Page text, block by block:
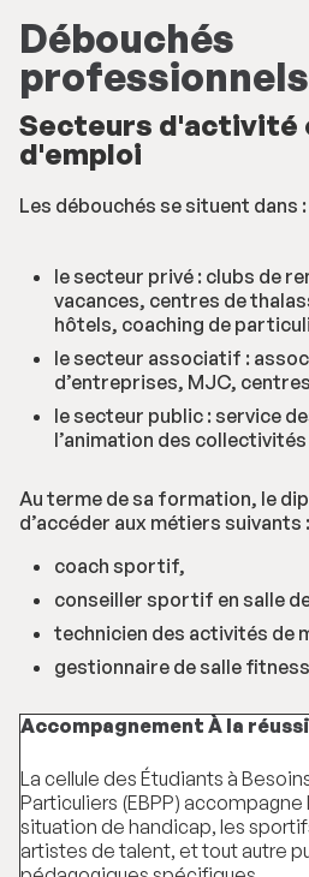
Débouchés
professionnels
Secteurs d'activité
d'emploi
Les débouchés se situent dans :
le secteur privé : clubs de
vacances, centres de
hôtels, coaching de
le secteur associatif :
d’entreprises, MJC,
le secteur public : service
l’animation des
Au terme de sa formation, le
d’accéder aux métiers suivants :
coach sportif,
conseiller sportif en salle
technicien des activités de
gestionnaire de salle
Accompagnement À la
La cellule des Étudiants à
Particuliers (EBPP)
situation de handicap, les
artistes de talent, et tout autre